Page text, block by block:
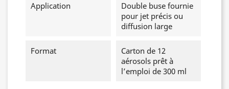
Application
Double buse fournie
pour jet précis ou
diffusion large
Format
Carton de 12
aérosols prêt à
l’emploi de 300 ml